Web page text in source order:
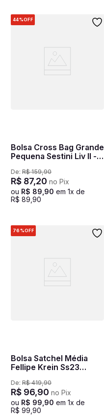
44%OFF
Bolsa Cross Bag Grande
Pequena Sestini Liv II -
De: R$ 159,90
R$ 87,20 no Pix
ou R$ 89 90 em 1x de
R$ 89 90
76%OFF
Bolsa Satchel Média
Fellipe Krein Ss23
De: R$ 419,90
R$ 96,90 no Pix
ou R$ 99 90 em 1x de
R$ 99 90